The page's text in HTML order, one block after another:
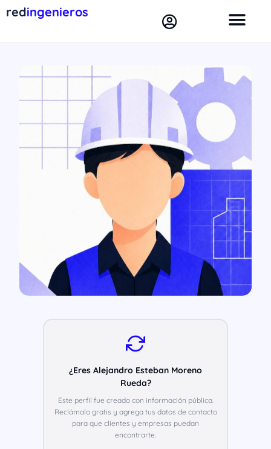
redingenieros
¿Eres Alejandro Esteban Moreno
Rueda?
Este perfil fue creado con información pública.
Reclámalo gratis y agrega tus datos de contacto
para que clientes y empresas puedan
encontrarte.